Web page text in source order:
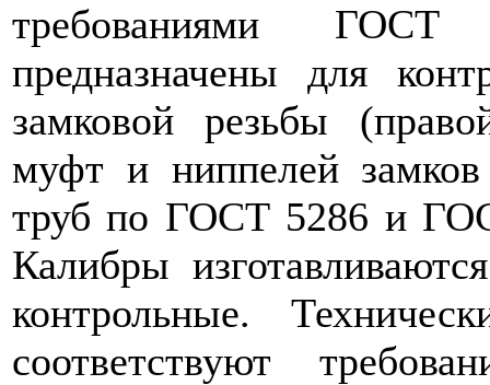
требованиями
предназначены для
замковой резьбы
муфт и ниппелей
труб по ГОСТ 5286 и
Калибры
контрольные.
соответствуют